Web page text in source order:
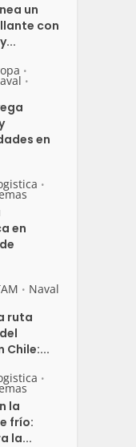
un
con
•
•
en
•
en
• Naval
ruta
Chile:...
•
la
frío:
la...